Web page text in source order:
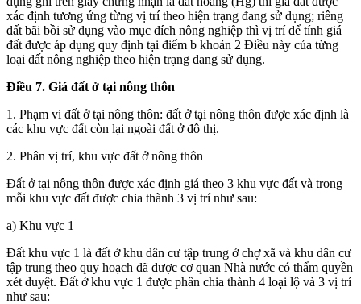
xác định tương ứng từng vị trí theo hiện trạng đang sử dụng; riêng
đất bãi bồi sử dụng vào mục đích nông nghiệp thì vị trí để tính giá
đất được áp dụng quy định tại điểm b khoản 2 Điều này của từng
loại đất nông nghiệp theo hiện trạng đang sử dụng.
Điều 7. Giá đất ở tại nông thôn
1. Phạm vi đất ở tại nông thôn: đất ở tại nông thôn được xác định là
các khu vực đất còn lại ngoài đất ở đô thị.
2. Phân vị trí, khu vực đất ở nông thôn
Đất ở tại nông thôn được xác định giá theo 3 khu vực đất và trong
mỗi khu vực đất được chia thành 3 vị trí như sau:
a) Khu vực 1
Đất khu vực 1 là đất ở khu dân cư tập trung ở chợ xã và khu dân cư
tập trung theo quy hoạch đã được cơ quan Nhà nước có thẩm quyền
xét duyệt. Đất ở khu vực 1 được phân chia thành 4 loại lộ và 3 vị trí
như sau: